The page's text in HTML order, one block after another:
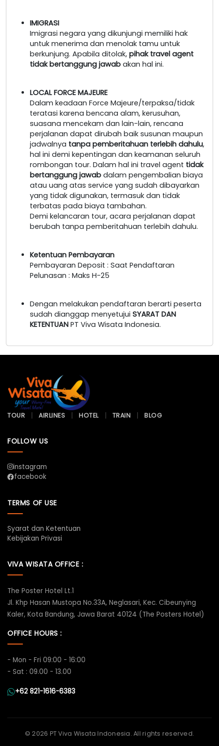
IMIGRASI
Imigrasi negara yang dikunjungi memiliki hak
untuk menerima dan menolak tamu untuk
berkunjung. Apabila ditolak, pihak travel agent
tidak bertanggung jawab akan hal ini.
LOCAL FORCE MAJEURE
Dalam keadaan Force Majeure/terpaksa/tidak
teratasi karena bencana alam, kerusuhan,
suasana mencekam dan lain-lain, rencana
perjalanan dapat dirubah baik susunan maupun
jadwalnya tanpa pemberitahuan terlebih dahulu,
hal ini demi kepentingan dan keamanan seluruh
rombongan tour. Dalam hal ini travel agent tidak
bertanggung jawab dalam pengembalian biaya
atau uang atas service yang sudah dibayarkan
yang tidak digunakan, termasuk dan tidak
terbatas pada biaya tambahan.
Demi kelancaran tour, acara perjalanan dapat
berubah tanpa pemberitahuan terlebih dahulu.
Ketentuan Pembayaran
Pembayaran Deposit : Saat Pendaftaran
Pelunasan : Maks H-25
Dengan melakukan pendaftaran berarti peserta
sudah dianggap menyetujui SYARAT DAN
KETENTUAN PT Viva Wisata Indonesia.
TOUR AIRLINES HOTEL TRAIN BLOG
FOLLOW US
instagram
facebook
TERMS OF USE
Syarat dan Ketentuan
Kebijakan Privasi
VIVA WISATA OFFICE :
The Poster Hotel Lt.1
Jl. Khp Hasan Mustopa No.33A, Neglasari, Kec. Cibeunying
Kaler, Kota Bandung, Jawa Barat 40124 (The Posters Hotel)
OFFICE HOURS :
- Mon - Fri 09:00 - 16:00
- Sat : 09.00 - 13.00
+62 821-1616-6383
© 2026 PT Viva Wisata Indonesia. All rights reserved.